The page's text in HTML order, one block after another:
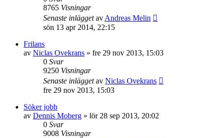
8765 Visningar
Senaste inläggetav Andreas Melin
sön 13 apr 2014, 22:15
Frilans
av Niclas Ovekrans » fre 29 nov 2013, 15:03
0 Svar
9250 Visningar
Senaste inläggetav Niclas Ovekrans
fre 29 nov 2013, 15:03
Söker jobb
av Dennis Moberg » lör 28 sep 2013, 20:02
0 Svar
9008 Visningar